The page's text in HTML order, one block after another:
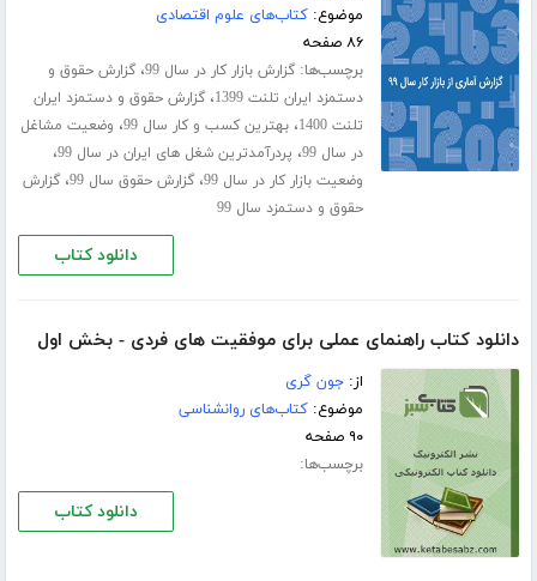
موضوع:کتاب‌های علوم اقتصادی
۸۶ صفحه
برچسب‌ها:گزارش بازار کار در سال 99 ،گزارش حقوق و
دستمزد ایران تلنت 1399
،گزارش حقوق و دستمزد ایران
تلنت 1400
،بهترین کسب و کار سال 99 ، وضعیت مشاغل
در سال 99
، پردرآمدترین شغل های ایران در سال 99 ،
وضعیت بازار کار در سال 99 ،گزارش حقوق سال 99 ،گزارش
حقوق و دستمزد سال 99
دانلود کتاب
دانلود کتاب راهنمای عملی برای موفقیت های فردی - بخش اول
از:جون گری
موضوع:کتاب‌های روانشناسی
۹۰ صفحه
برچسب‌ها:
دانلود کتاب